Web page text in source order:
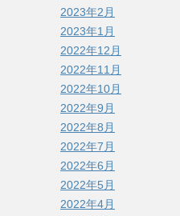
2023年2月
2023年1月
2022年12月
2022年11月
2022年10月
2022年9月
2022年8月
2022年7月
2022年6月
2022年5月
2022年4月